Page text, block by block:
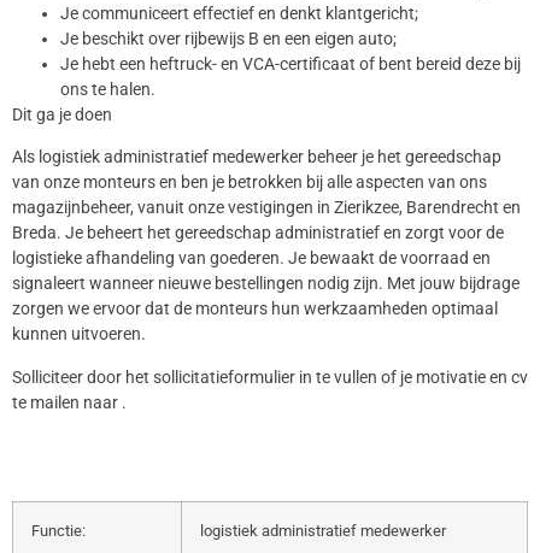
Je communiceert effectief en denkt klantgericht;
Je beschikt over rijbewijs B en een eigen auto;
Je hebt een heftruck- en VCA-certificaat of bent bereid deze bij
ons te halen.
Dit ga je doen
Als logistiek administratief medewerker beheer je het gereedschap
van onze monteurs en ben je betrokken bij alle aspecten van ons
magazijnbeheer, vanuit onze vestigingen in Zierikzee, Barendrecht en
Breda. Je beheert het gereedschap administratief en zorgt voor de
logistieke afhandeling van goederen. Je bewaakt de voorraad en
signaleert wanneer nieuwe bestellingen nodig zijn. Met jouw bijdrage
zorgen we ervoor dat de monteurs hun werkzaamheden optimaal
kunnen uitvoeren.
Solliciteer door het sollicitatieformulier in te vullen of je motivatie en cv
te mailen naar .
Functie: logistiek administratief medewerker